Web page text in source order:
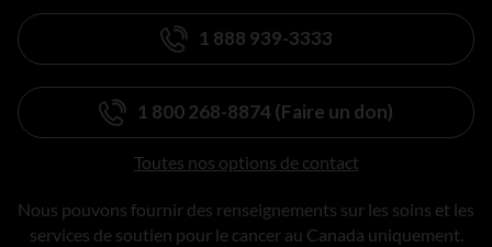
1 888 939-3333
1 800 268-8874 (Faire un don)
Toutes nos options de contact
Nous pouvons fournir des renseignements sur les soins et les
services de soutien pour le cancer au Canada uniquement.